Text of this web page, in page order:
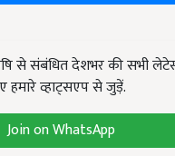
से संबंधित देशभर की सभी
हमारे व्हाट्सएप से जुड़ें.
Join on WhatsApp